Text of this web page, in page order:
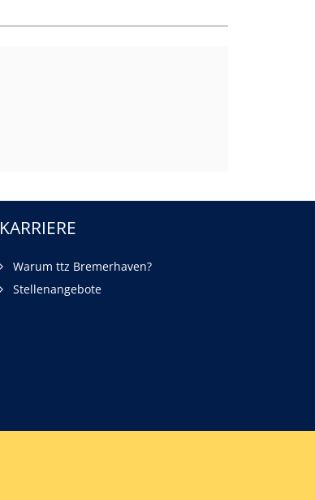
KARRIERE
Warum ttz Bremerhaven?
Stellenangebote